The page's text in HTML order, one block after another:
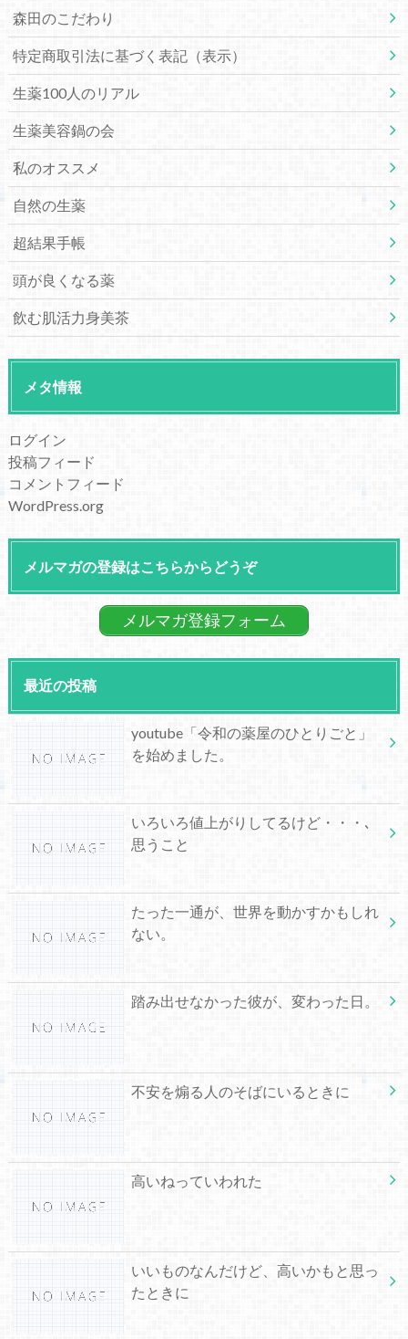
森田のこだわり
特定商取引法に基づく表記（表示）
生薬100人のリアル
生薬美容鍋の会
私のオススメ
自然の生薬
超結果手帳
頭が良くなる薬
飲む肌活力身美茶
メタ情報
ログイン
投稿フィード
コメントフィード
WordPress.org
メルマガの登録はこちらからどうぞ
メルマガ登録フォーム
最近の投稿
youtube「令和の薬屋のひとりごと」
を始めました。
いろいろ値上がりしてるけど・・・､
思うこと
たった一通が、世界を動かすかもしれ
ない。
踏み出せなかった彼が、変わった日。
不安を煽る人のそばにいるときに
高いねっていわれた
いいものなんだけど、高いかもと思っ
たときに